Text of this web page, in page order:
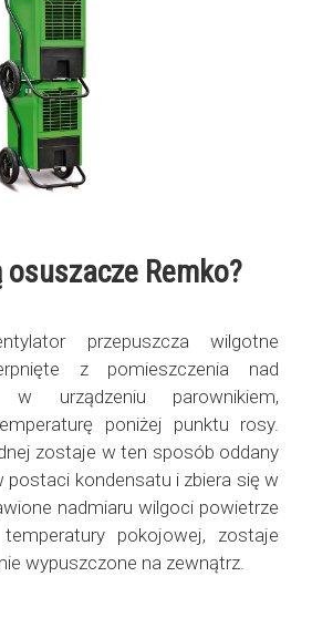
osuszacze Remko?
przepuszcza wilgotne
z pomieszczenia nad
w urządzeniu parownikiem,
poniżej punktu rosy.
zostaje w ten sposób oddany
postaci kondensatu i zbiera się w
nadmiaru wilgoci powietrze
pokojowej, zostaje
wypuszczone na zewnątrz.